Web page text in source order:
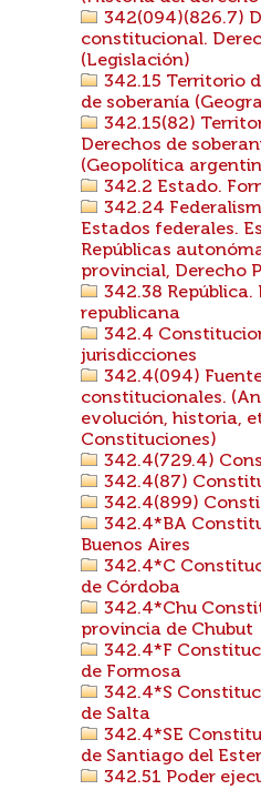
342(094)(826.7)
constitucional.
(Legislación)
342.15 Territorio
de soberanía
342.15(82)
Derechos de
(Geopolítica
342.2 Estado.
342.24
Estados federales.
Repúblicas
provincial, Derecho
342.38
republicana
342.4
jurisdicciones
342.4(094)
constitucionales.
evolución, historia,
Constituciones)
342.4(729.4)
342.4(87)
342.4(899)
342.4*BA
Buenos Aires
342.4*C
de Córdoba
342.4*Chu
provincia de Chubut
342.4*F
de Formosa
342.4*S
de Salta
342.4*SE
de Santiago del
342.51 Poder